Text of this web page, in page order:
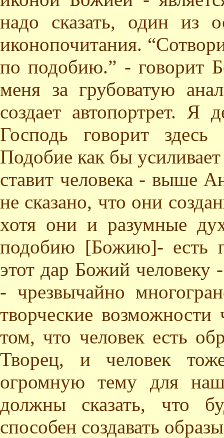
надо сказать, один из
иконопочитания.
по подобию.” - говорит
меня за грубоватую
создает автопортрет. Я
Господь говорит
Подобие как бы
ставит человека - выше
не сказано, что они
хотя они и разумные
подобию [Божию]- есть
этот дар Божий
- чрезвычайно
творческие
том, что человек есть
Творец, и человек
огромную тему для
должны сказать, что
способен создавать